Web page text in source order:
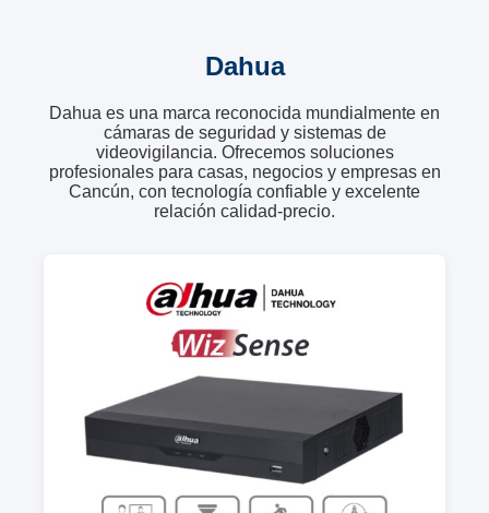
Dahua
Dahua es una marca reconocida mundialmente en
cámaras de seguridad y sistemas de
videovigilancia. Ofrecemos soluciones
profesionales para casas, negocios y empresas en
Cancún, con tecnología confiable y excelente
relación calidad-precio.